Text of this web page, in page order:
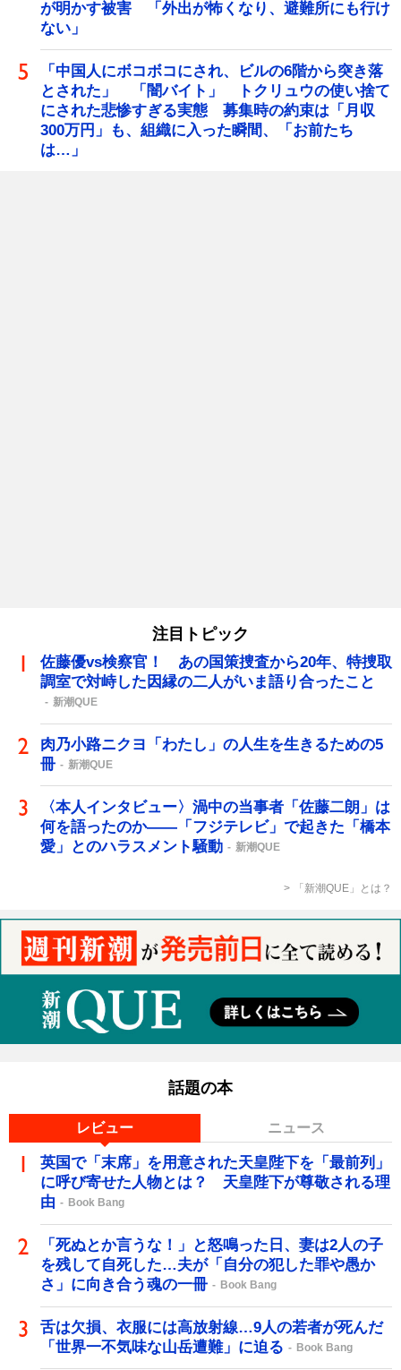
が明かす被害 「外出が怖くなり、避難所にも行け
ない」
「中国人にボコボコにされ、ビルの6階から突き落
とされた」 「闇バイト」 トクリュウの使い捨て
にされた悲惨すぎる実態 募集時の約束は「月収
300万円」も、組織に入った瞬間、「お前たち
は…」
注目トピック
佐藤優vs検察官！ あの国策捜査から20年、特捜取
調室で対峙した因縁の二人がいま語り合ったこと
新潮QUE
肉乃小路ニクヨ「わたし」の人生を生きるための5
冊
新潮QUE
〈本人インタビュー〉渦中の当事者「佐藤二朗」は
何を語ったのか――「フジテレビ」で起きた「橋本
愛」とのハラスメント騒動
新潮QUE
「新潮QUE」とは？
話題の本
レビュー ニュース
英国で「末席」を用意された天皇陛下を「最前列」
に呼び寄せた人物とは？ 天皇陛下が尊敬される理
由
Book Bang
「死ぬとか言うな！」と怒鳴った日、妻は2人の子
を残して自死した…夫が「自分の犯した罪や愚か
さ」に向き合う魂の一冊
Book Bang
舌は欠損、衣服には高放射線…9人の若者が死んだ
「世界一不気味な山岳遭難」に迫る
Book Bang